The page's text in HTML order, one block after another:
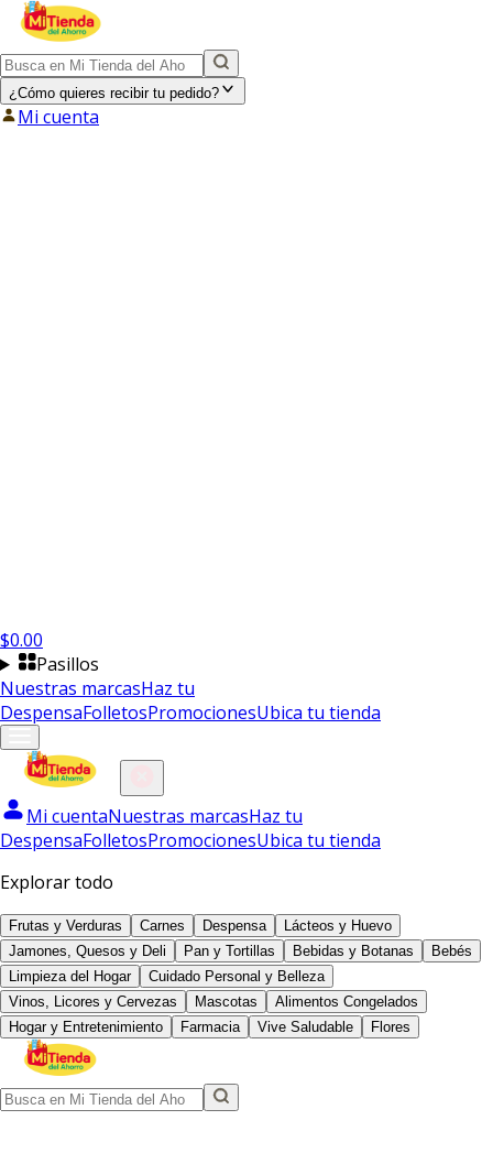
¿Cómo quieres recibir tu pedido?
Mi cuenta
$0.00
Pasillos
Nuestras marcasHaz tu
DespensaFolletosPromocionesUbica tu tienda
Mi cuentaNuestras marcasHaz tu
DespensaFolletosPromocionesUbica tu tienda
Explorar todo
Frutas y Verduras Carnes Despensa
Lácteos y Huevo
Jamones, Quesos y Deli
Pan y Tortillas Bebidas y Botanas
Bebés
Limpieza del Hogar
Cuidado Personal y Belleza
Vinos, Licores y Cervezas
Mascotas
Alimentos Congelados
Hogar y Entretenimiento
Farmacia Vive Saludable Flores